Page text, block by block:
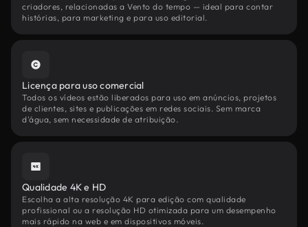
criadores, relacionadas a Vento do tempo — ideal para contar
histórias, para marketing e para uso editorial.
Licença para uso comercial
Todos os vídeos estão liberados para uso em anúncios, projetos
de clientes, sites e publicações em redes sociais. Sem marca
d'água, sem necessidade de atribuição.
Qualidade 4K e HD
Escolha a alta resolução 4K para edição com qualidade
profissional ou a resolução HD otimizada para um desempenho
mais rápido na web e em dispositivos móveis.